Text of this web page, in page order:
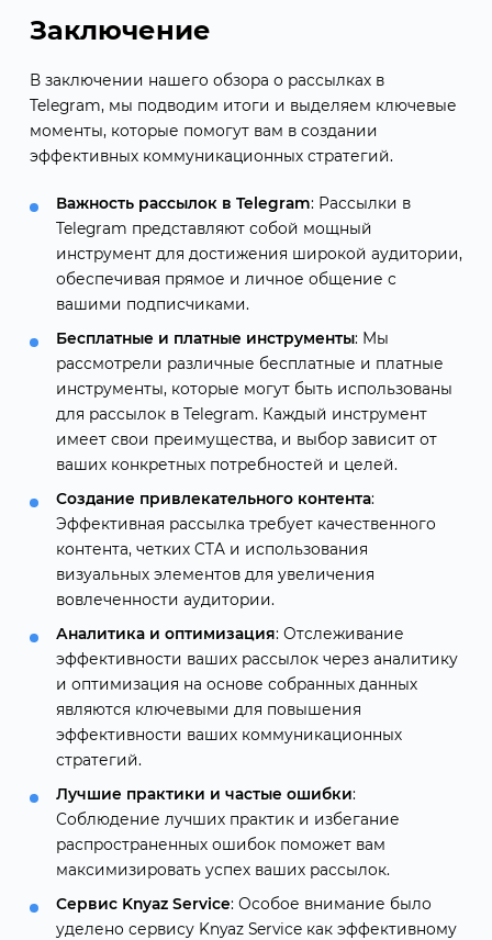
Заключение
В заключении нашего обзора о рассылках в
Telegram, мы подводим итоги и выделяем ключевые
моменты, которые помогут вам в создании
эффективных коммуникационных стратегий.
Важность рассылок в Telegram: Рассылки в
Telegram представляют собой мощный
инструмент для достижения широкой аудитории,
обеспечивая прямое и личное общение с
вашими подписчиками.
Бесплатные и платные инструменты: Мы
рассмотрели различные бесплатные и платные
инструменты, которые могут быть использованы
для рассылок в Telegram. Каждый инструмент
имеет свои преимущества, и выбор зависит от
ваших конкретных потребностей и целей.
Создание привлекательного контента:
Эффективная рассылка требует качественного
контента, четких CTA и использования
визуальных элементов для увеличения
вовлеченности аудитории.
Аналитика и оптимизация: Отслеживание
эффективности ваших рассылок через аналитику
и оптимизация на основе собранных данных
являются ключевыми для повышения
эффективности ваших коммуникационных
стратегий.
Лучшие практики и частые ошибки:
Соблюдение лучших практик и избегание
распространенных ошибок поможет вам
максимизировать успех ваших рассылок.
Сервис Knyaz Service: Особое внимание было
уделено сервису Knyaz Service как эффективному